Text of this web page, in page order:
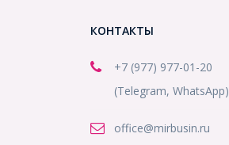
КОНТАКТЫ
+7 (977) 977-01-20
(Telegram, WhatsApp)
office@mirbusin.ru